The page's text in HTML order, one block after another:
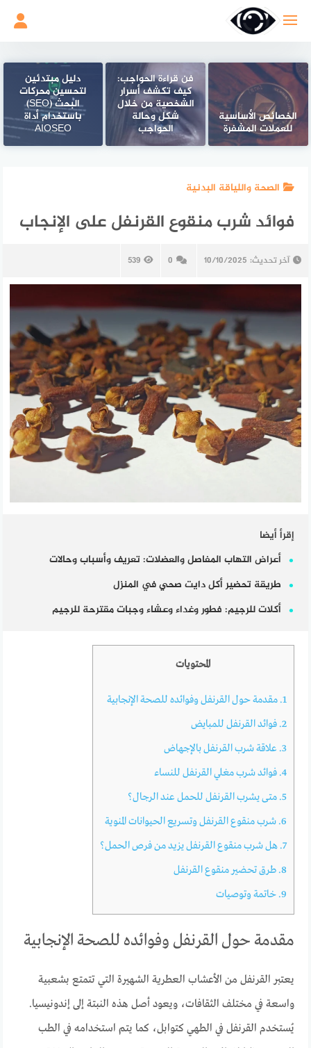
الخصائص الأساسية
للعملات المشفرة
فن قراءة الحواجب:
كيف تكشف أسرار
الشخصية من خلال
شكل وحالة
الحواجب
دليل مبتدئين
لتحسين محركات
البحث (SEO)
باستخدام أداة
AIOSEO
الصحة واللياقة البدنية
فوائد شرب منقوع القرنفل على الإنجاب
آخر تحديث: 10/10/2025
0
539
إقرأ أيضا
أعراض التهاب المفاصل والعضلات: تعريف وأسباب وحالات
طريقة تحضير أكل دايت صحي في المنزل
أكلات للرجيم: فطور وغداء وعشاء وجبات مقترحة للرجيم
المحتويات
1. مقدمة حول القرنفل وفوائده للصحة الإنجابية
2. فوائد القرنفل للمبايض
3. علاقة شرب القرنفل بالإجهاض
4. فوائد شرب مغلي القرنفل للنساء
5. متى يشرب القرنفل للحمل عند الرجال؟
6. شرب منقوع القرنفل وتسريع الحيوانات المنوية
7. هل شرب منقوع القرنفل يزيد من فرص الحمل؟
8. طرق تحضير منقوع القرنفل
9. خاتمة وتوصيات
مقدمة حول القرنفل وفوائده للصحة الإنجابية
يعتبر القرنفل من الأعشاب العطرية الشهيرة التي تتمتع بشعبية
واسعة في مختلف الثقافات، ويعود أصل هذه النبتة إلى إندونيسيا.
يُستخدم القرنفل في الطهي كتوابل، كما يتم استخدامه في الطب